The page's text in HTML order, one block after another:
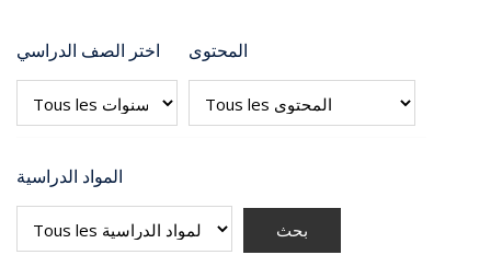
اختر الصف الدراسي المحتوى
المواد الدراسية